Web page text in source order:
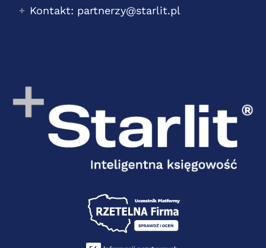
Kontakt: partnerzy@starlit.pl